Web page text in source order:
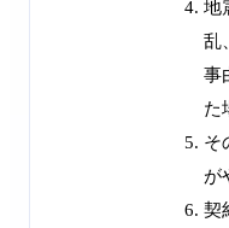
地
乱
事
た
そ
が
契